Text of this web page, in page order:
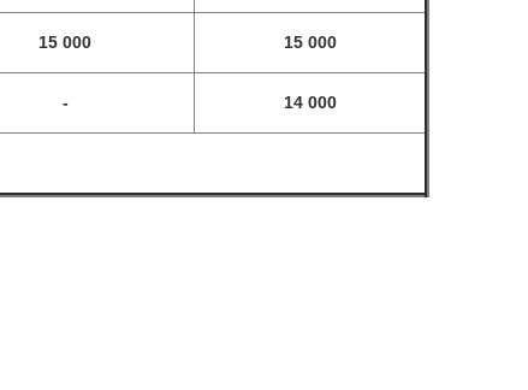
15 000 15 000
- 14 000